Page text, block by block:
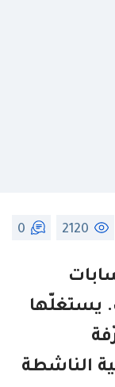
2120
0
يستغلّها
الناشطة